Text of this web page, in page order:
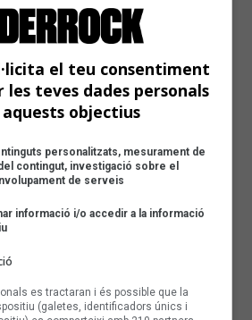
nostre amor” (?)” (autoeditat)
el teu consentiment
teves dades personals
objectius
personalitzats, mesurament de
contingut, investigació sobre el
de serveis
informació i/o accedir a la informació
es tractaran i és possible que la
(galetes, identificadors únics i